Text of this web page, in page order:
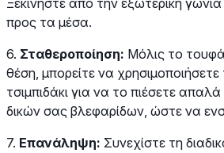
Ξεκινήστε από την εξωτερική
προς τα μέσα.
6. Σταθεροποίηση: Μόλις το
θέση, μπορείτε να
τσιμπιδάκι για να το πιέσετε
δικών σας βλεφαρίδων, ώστε να
7. Επανάληψη: Συνεχίστε τη